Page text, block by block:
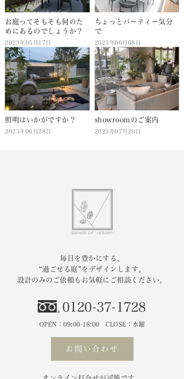
お庭ってそもそも何のた
めにあるのでしょうか？
2023年05月17日
ちょっとパーティー気分
で
2023年06月08日
照明はいかがですか？
2023年06月28日
showroomのご案内
2023年07月20日
毎日を豊かにする、
“過ごせる庭”をデザインします。
設計のみのご依頼もお気軽にご相談ください。
0120-37-1728
OPEN：09:00-18:00 CLOSE：水曜
お問い合わせ